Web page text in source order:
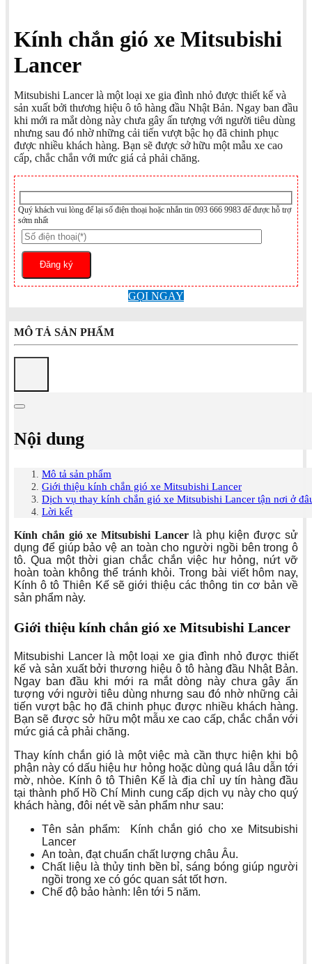
Kính chắn gió xe Mitsubishi
Lancer
Mitsubishi Lancer là một loại xe gia đình nhỏ được thiết kế và
sản xuất bởi thương hiệu ô tô hàng đầu Nhật Bản. Ngay ban đầu
khi mới ra mắt dòng này chưa gây ấn tượng với người tiêu dùng
nhưng sau đó nhờ những cải tiến vượt bậc họ đã chinh phục
được nhiều khách hàng. Bạn sẽ được sở hữu một mẫu xe cao
cấp, chắc chắn với mức giá cả phải chăng.
Quý khách vui lòng để lại số điện thoại hoặc nhắn tin 093 666 9983 để được hỗ trợ
sớm nhất
GỌI NGAY
MÔ TẢ SẢN PHẨM
Nội dung
Mô tả sản phẩm
Giới thiệu kính chắn gió xe Mitsubishi Lancer
Dịch vụ thay kính chắn gió xe Mitsubishi Lancer tận nơi ở
Lời kết
Kính chắn gió xe Mitsubishi Lancer là phụ kiện được sử
dụng để giúp bảo vệ an toàn cho người ngồi bên trong ô
tô. Qua một thời gian chắc chắn việc hư hỏng, nứt vỡ
hoàn toàn không thể tránh khỏi. Trong bài viết hôm nay,
Kính ô tô Thiên Kế sẽ giới thiệu các thông tin cơ bản về
sản phẩm này.
Giới thiệu kính chắn gió xe Mitsubishi Lancer
Mitsubishi Lancer là một loại xe gia đình nhỏ được thiết
kế và sản xuất bởi thương hiệu ô tô hàng đầu Nhật Bản.
Ngay ban đầu khi mới ra mắt dòng này chưa gây ấn
tượng với người tiêu dùng nhưng sau đó nhờ những cải
tiến vượt bậc họ đã chinh phục được nhiều khách hàng.
Bạn sẽ được sở hữu một mẫu xe cao cấp, chắc chắn với
mức giá cả phải chăng.
Thay kính chắn gió là một việc mà cần thực hiện khi bộ
phận này có dấu hiệu hư hỏng hoặc dùng quá lâu dẫn tới
mờ, nhòe. Kính ô tô Thiên Kế là địa chỉ uy tín hàng đầu
tại thành phố Hồ Chí Minh cung cấp dịch vụ này cho quý
khách hàng, đôi nét về sản phẩm như sau:
Tên sản phẩm: Kính chắn gió cho xe Mitsubishi
Lancer
An toàn, đạt chuẩn chất lượng châu Âu.
Chất liệu là thủy tinh bền bỉ, sáng bóng giúp người
ngồi trong xe có góc quan sát tốt hơn.
Chế độ bảo hành: lên tới 5 năm.